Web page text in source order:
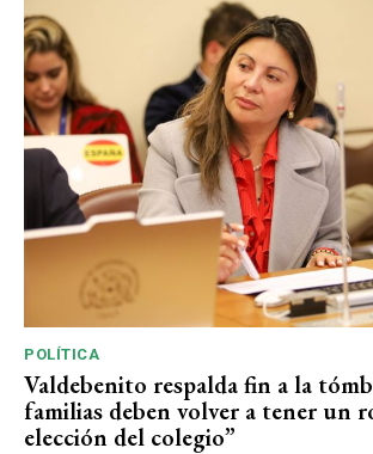
POLÍTICA
Valdebenito respalda fin a la
familias deben volver a tener un
elección del colegio”